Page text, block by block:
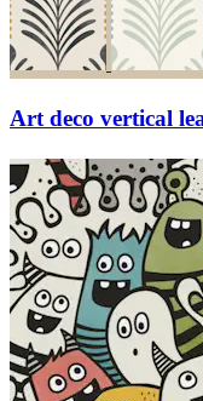
Art deco vertical